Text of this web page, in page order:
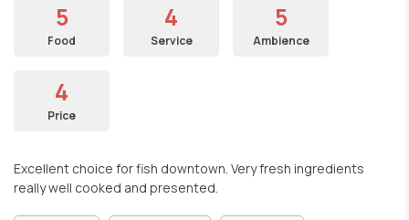
5
Food
4
Service
5
Ambience
4
Price
Excellent choice for fish downtown. Very fresh ingredients
really well cooked and presented.